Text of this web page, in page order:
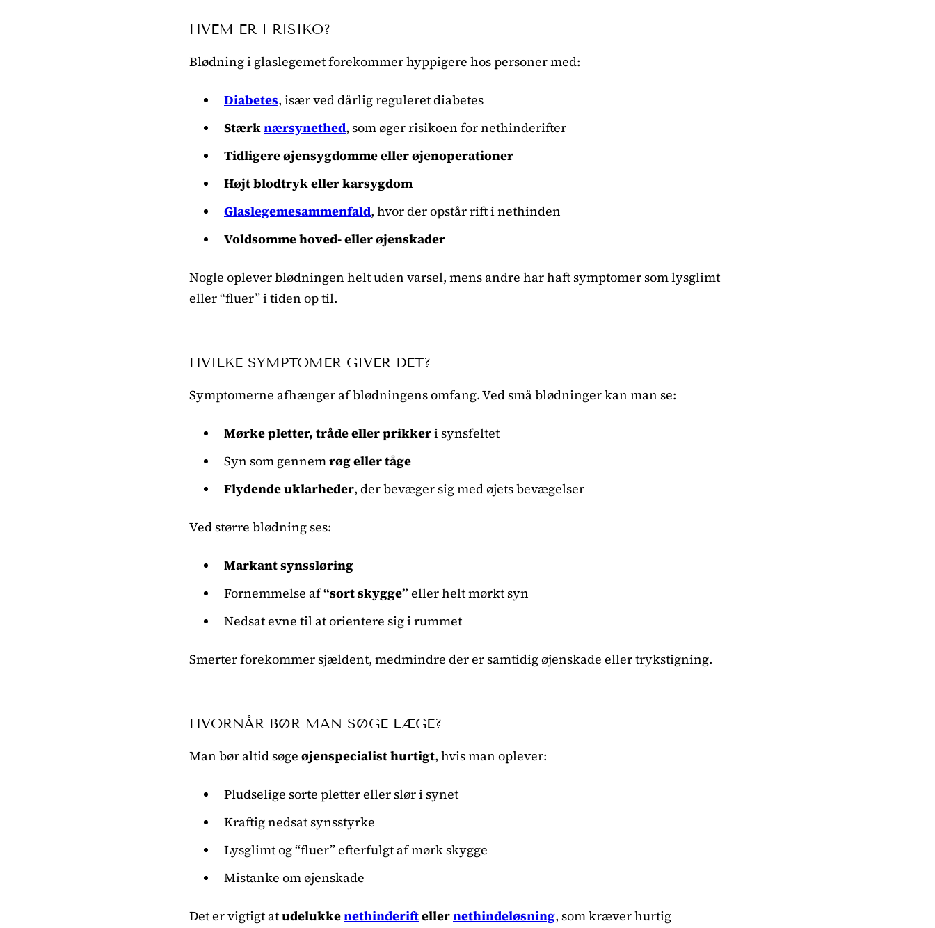
HVEM ER I RISIKO?
Blødning i glaslegemet forekommer hyppigere hos personer med:
Diabetes, især ved dårlig reguleret diabetes
Stærknærsynethed, som øger risikoen for nethinderifter
Tidligere øjensygdomme eller øjenoperationer
Højt blodtryk eller karsygdom
Glaslegemesammenfald, hvor der opstår rift i nethinden
Voldsomme hoved- eller øjenskader
Nogle oplever blødningen helt uden varsel, mens andre har haft symptomer som lysglimt
eller “fluer” i tiden op til.
HVILKE SYMPTOMER GIVER DET?
Symptomerne afhænger af blødningens omfang. Ved små blødninger kan man se:
Mørke pletter, tråde eller prikkeri synsfeltet
Syn som gennemrøg eller tåge
Flydende uklarheder, der bevæger sig med øjets bevægelser
Ved større blødning ses:
Markant synssløring
Fornemmelse af“sort skygge” eller helt mørkt syn
Nedsat evne til at orientere sig i rummet
Smerter forekommer sjældent, medmindre der er samtidig øjenskade eller trykstigning.
HVORNÅR BØR MAN SØGE LÆGE?
Man bør altid søge øjenspecialist hurtigt, hvis man oplever:
Pludselige sorte pletter eller slør i synet
Kraftig nedsat synsstyrke
Lysglimt og “fluer” efterfulgt af mørk skygge
Mistanke om øjenskade
Det er vigtigt atudelukkenethinderiftellernethindeløsning, som kræver hurtig